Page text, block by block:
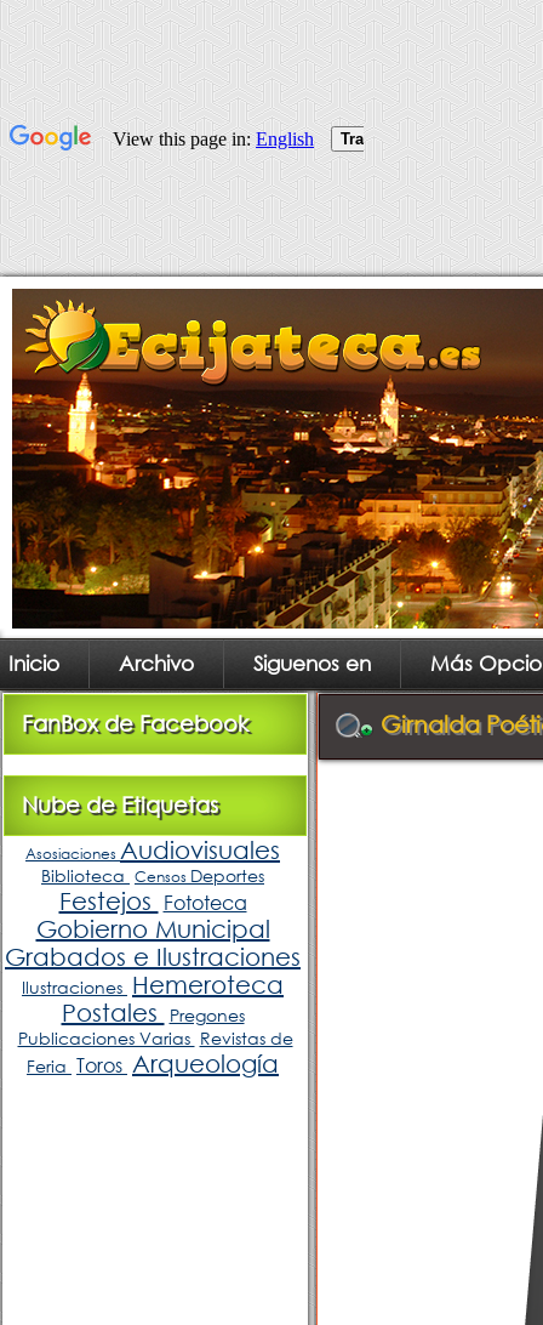
Inicio Archivo Siguenos en Más
FanBox de Facebook
Nube de Etiquetas
Asosiaciones Audiovisuales
Biblioteca Censos Deportes
Festejos Fototeca
Gobierno Municipal
Grabados e Ilustraciones
Ilustraciones Hemeroteca
Postales
Pregones
Publicaciones Varias Revistas de
Feria Toros Arqueología
Girnalda